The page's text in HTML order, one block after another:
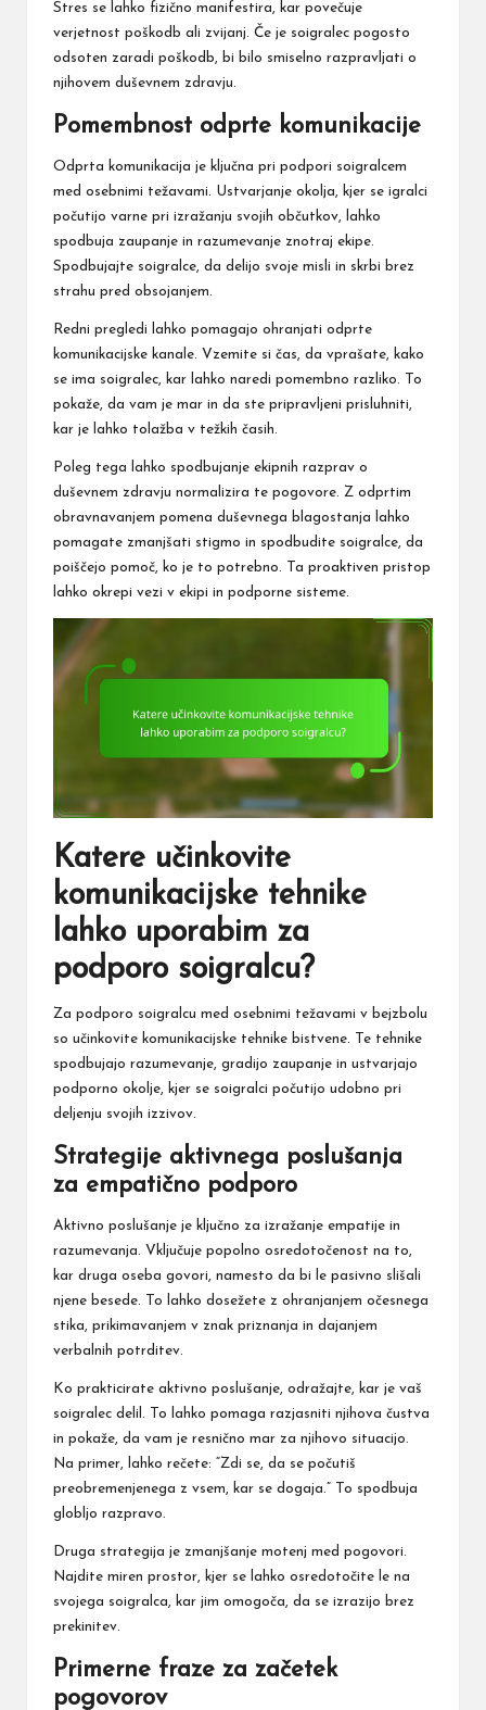
Stres se lahko fizično manifestira, kar povečuje
verjetnost poškodb ali zvijanj. Če je soigralec pogosto
odsoten zaradi poškodb, bi bilo smiselno razpravljati o
njihovem duševnem zdravju.
Pomembnost odprte komunikacije
Odprta komunikacija je ključna pri podpori soigralcem
med osebnimi težavami. Ustvarjanje okolja, kjer se igralci
počutijo varne pri izražanju svojih občutkov, lahko
spodbuja zaupanje in razumevanje znotraj ekipe.
Spodbujajte soigralce, da delijo svoje misli in skrbi brez
strahu pred obsojanjem.
Redni pregledi lahko pomagajo ohranjati odprte
komunikacijske kanale. Vzemite si čas, da vprašate, kako
se ima soigralec, kar lahko naredi pomembno razliko. To
pokaže, da vam je mar in da ste pripravljeni prisluhniti,
kar je lahko tolažba v težkih časih.
Poleg tega lahko spodbujanje ekipnih razprav o
duševnem zdravju normalizira te pogovore. Z odprtim
obravnavanjem pomena duševnega blagostanja lahko
pomagate zmanjšati stigmo in spodbudite soigralce, da
poiščejo pomoč, ko je to potrebno. Ta proaktiven pristop
lahko okrepi vezi v ekipi in podporne sisteme.
Katere učinkovite
komunikacijske tehnike
lahko uporabim za
podporo soigralcu?
Za podporo soigralcu med osebnimi težavami v bejzbolu
so učinkovite komunikacijske tehnike bistvene. Te tehnike
spodbujajo razumevanje, gradijo zaupanje in ustvarjajo
podporno okolje, kjer se soigralci počutijo udobno pri
deljenju svojih izzivov.
Strategije aktivnega poslušanja
za empatično podporo
Aktivno poslušanje je ključno za izražanje empatije in
razumevanja. Vključuje popolno osredotočenost na to,
kar druga oseba govori, namesto da bi le pasivno slišali
njene besede. To lahko dosežete z ohranjanjem očesnega
stika, prikimavanjem v znak priznanja in dajanjem
verbalnih potrditev.
Ko prakticirate aktivno poslušanje, odražajte, kar je vaš
soigralec delil. To lahko pomaga razjasniti njihova čustva
in pokaže, da vam je resnično mar za njihovo situacijo.
Na primer, lahko rečete: “Zdi se, da se počutiš
preobremenjenega z vsem, kar se dogaja.” To spodbuja
globljo razpravo.
Druga strategija je zmanjšanje motenj med pogovori.
Najdite miren prostor, kjer se lahko osredotočite le na
svojega soigralca, kar jim omogoča, da se izrazijo brez
prekinitev.
Primerne fraze za začetek
pogovorov